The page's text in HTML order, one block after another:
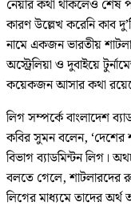
নেয়ার কথা থাকলেও শেষ
কারণ উল্লেখ করেনি কাব
নামে একজন ভারতীয়
অস্ট্রেলিয়া ও দুবাইয়ে
কয়েকজন আসার কথা
লিগ সম্পর্কে বাংলাদেশ
কবির সুমন বলেন,
বিভাগ ব্যাডমিন্টন লিগ।
বলতে গেলে, শাটলারদের
লিগের মাধ্যমে তাদের